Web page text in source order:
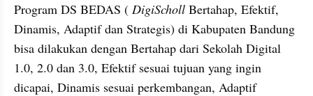
Program DS BEDAS ( DigiScholl Bertahap, Efektif,
Dinamis, Adaptif dan Strategis) di Kabupaten Bandung
bisa dilakukan dengan Bertahap dari Sekolah Digital
1.0, 2.0 dan 3.0, Efektif sesuai tujuan yang ingin
dicapai, Dinamis sesuai perkembangan, Adaptif